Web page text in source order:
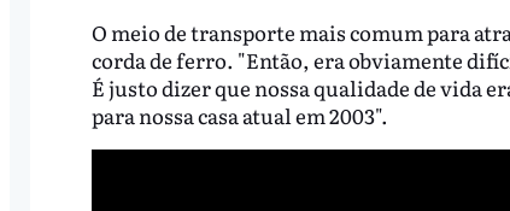
O meio de transporte mais comum para
corda de ferro. "Então, era obviamente
É justo dizer que nossa qualidade de vida
para nossa casa atual em 2003".